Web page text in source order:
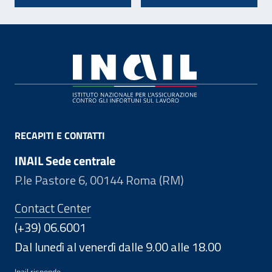
RECAPITI E CONTATTI
INAIL Sede centrale
P.le Pastore 6, 00144 Roma (RM)
Contact Center
(+39) 06.6001
Dal lunedì al venerdì dalle 9.00 alle 18.00